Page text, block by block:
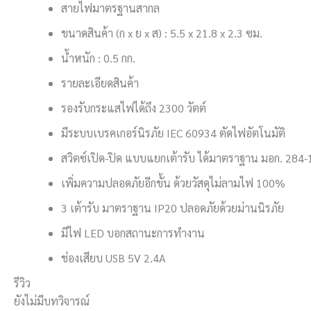
สายไฟมาตรฐานสากล
ขนาดสินค้า (ก x ย x ส) : 5.5 x 21.8 x 2.3 ซม.
น้ำหนัก : 0.5 กก.
รายละเอียดสินค้า
รองรับกระแสไฟได้ถึง 2300 วัตต์
มีระบบเบรคเกอร์นิรภัย IEC 60934 ตัดไฟอัตโนมัติ
สวิตซ์เปิด-ปิด แบบแยกเต้ารับ ได้มาตราฐาน มอก. 284-
เพิ่มความปลอดภัยอีกขั้น ด้วยวัสดุไม่ลามไฟ 100%
3 เต้ารับ มาตราฐาน IP20 ปลอดภัยด้วยม่านนิรภัย
มีไฟ LED บอกสถานะการทำงาน
ช่องเสียบ USB 5V 2.4A
รีวิว
ยังไม่มีบทวิจารณ์